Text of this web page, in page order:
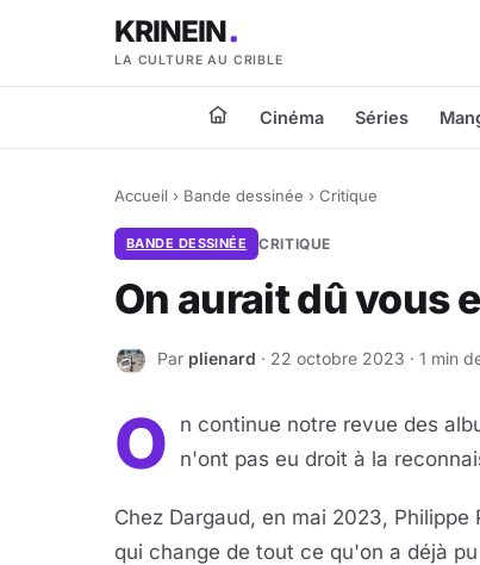
KRINEIN
LA CULTURE AU CRIBLE
Cinéma Séries
Accueil › Bande dessinée › Critique
BANDE DESSINÉE CRITIQUE
On aurait dû vous
P Par plienard · 22 octobre 2023 · 1 min
O
n continue notre revue des
n'ont pas eu droit à la
Chez Dargaud, en mai 2023,
qui change de tout ce qu'on a déjà